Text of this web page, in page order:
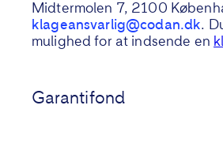
Midtermolen 7, 2100
klageansvarlig@codan.dk.
mulighed for at indsende en
Garantifond